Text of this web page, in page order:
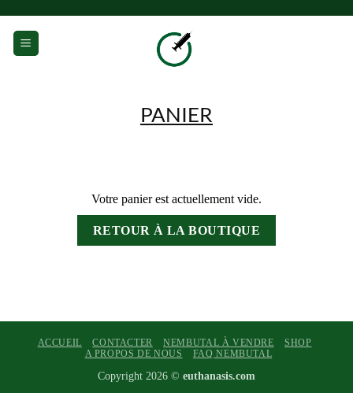
contenu
PANIER
Votre panier est actuellement vide.
RETOUR À LA BOUTIQUE
ACCUEIL CONTACTER NEMBUTAL À VENDRE
SHOP
A PROPOS DE NOUS
FAQ NEMBUTAL
Copyright 2026 © euthanasis.com